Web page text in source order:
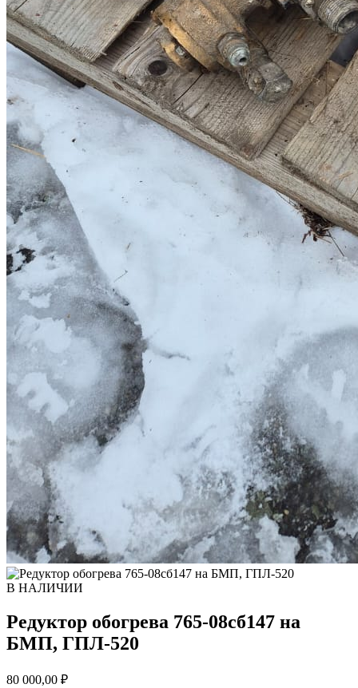
В НАЛИЧИИ
Редуктор обогрева 765-08сб147 на
БМП, ГПЛ-520
80 000,00 ₽